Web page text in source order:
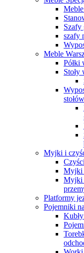
Szafy
szafy
Meble
Półki
Stoły
stołów
Myjki i
Myjki
Myjki
Platformy
Pojemniki